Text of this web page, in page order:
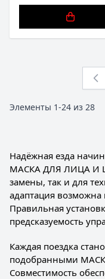
Элементы 1-24 из 28
Надёжная езда
МАСКА ДЛЯ ЛИЦА И
замены, так и для
адаптация возможна
Правильная
предсказуемость
Каждая поездка
подобранными
Совместимость